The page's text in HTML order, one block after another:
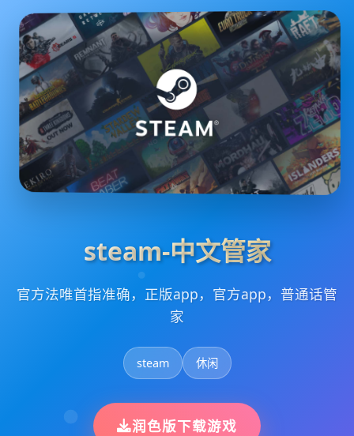
steam-中文管家
官方法唯首指准确，正版app，官方app，普通话管
家
steam 休闲
润色版下载游戏